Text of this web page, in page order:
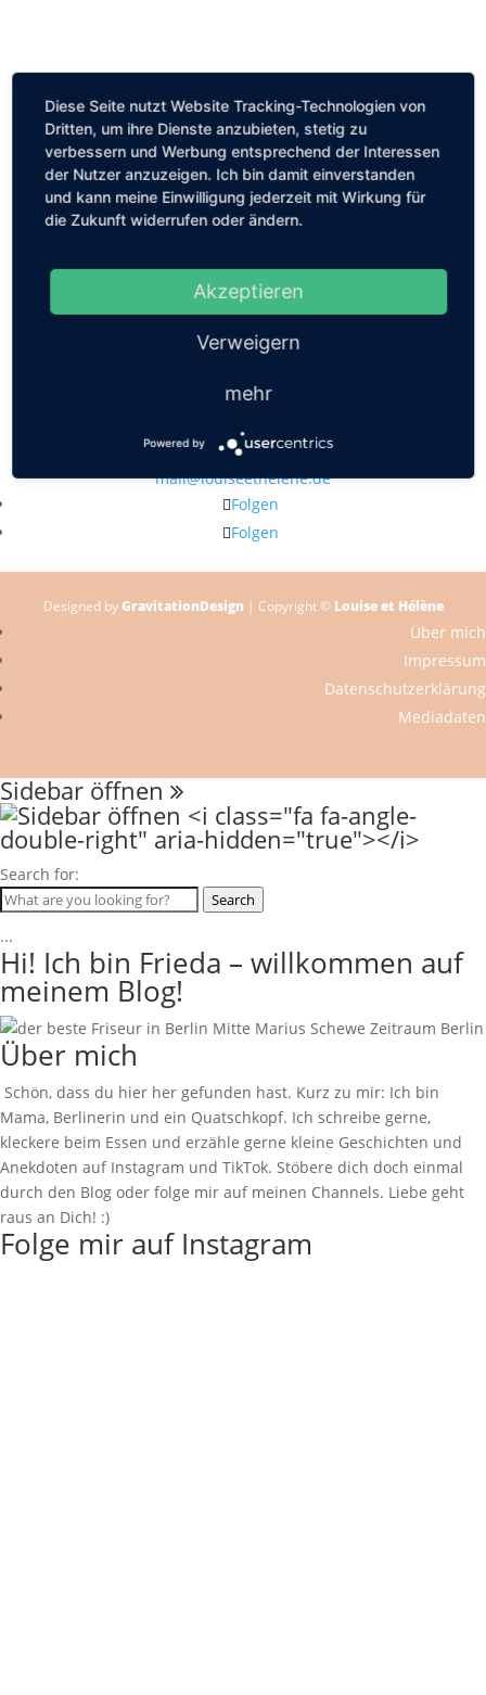
Kastanienallee 56, 10119 Berlin
mail@louiseethelene.de
Folgen
Folgen
Designed byGravitationDesign | Copyright © Louise et Hélène
Über mich
Impressum
Datenschutzerklärung
Mediadaten
Sidebar öffnen
Search for:
Search
...
Hi! Ich bin Frieda – willkommen auf
meinem Blog!
Über mich
Schön, dass du hier her gefunden hast. Kurz zu mir: Ich bin
Mama, Berlinerin und ein Quatschkopf. Ich schreibe gerne,
kleckere beim Essen und erzähle gerne kleine Geschichten und
Anekdoten auf Instagram und TikTok. Stöbere dich doch einmal
durch den Blog oder folge mir auf meinen Channels. Liebe geht
raus an Dich! :)
Folge mir auf Instagram
Diese Seite nutzt Website Tracking-Technologien von
Dritten, um ihre Dienste anzubieten, stetig zu
verbessern und Werbung entsprechend der Interessen
der Nutzer anzuzeigen. Ich bin damit einverstanden
und kann meine Einwilligung jederzeit mit Wirkung für
die Zukunft widerrufen oder ändern.
Akzeptieren
Verweigern
mehr
Powered by